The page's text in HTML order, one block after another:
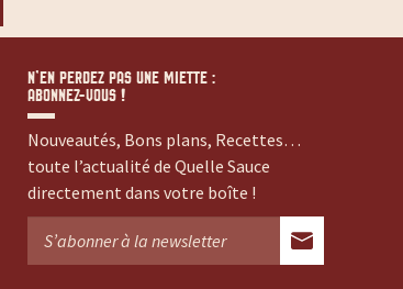
N’EN PERDEZ PAS UNE MIETTE :
ABONNEZ-VOUS !
Nouveautés, Bons plans, Recettes…
toute l’actualité de Quelle Sauce
directement dans votre boîte !